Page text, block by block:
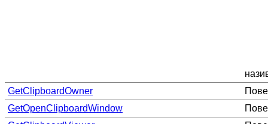
GetClipboardOwner
GetOpenClipboardWindow